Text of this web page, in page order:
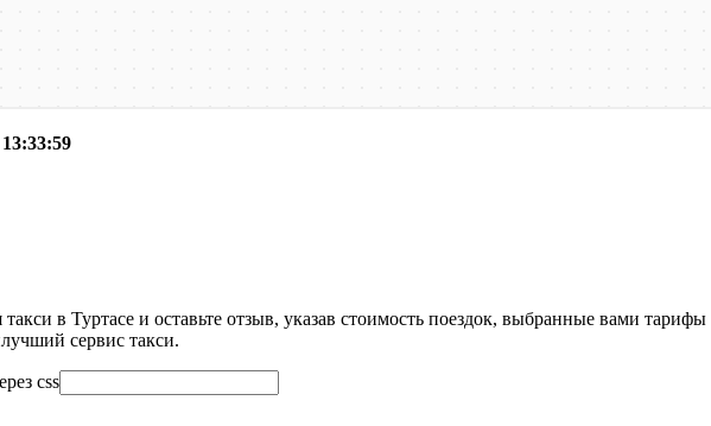
в Туртасе и оставьте отзыв, указав стоимость поездок, выбранные вами
сервис такси.
css